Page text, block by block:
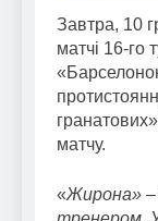
Завтра, 10
матчі 16-го
гранатових»
матчу.
«Жирона» –